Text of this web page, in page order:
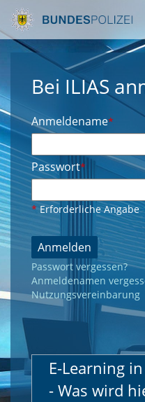
Bei ILIAS
Anmeldename*
Passwort*
*Erforderliche Angabe
Anmelden
Passwort vergessen?
Anmeldenamen
Nutzungsvereinbarung
E-Learning
- Was wird